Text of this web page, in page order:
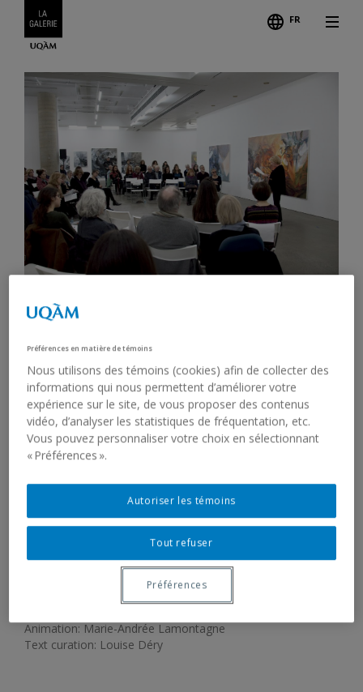
FR
LA PEINTURE DÉPLACÉE
PART OF THE SERIES L'OEIL ÉCOUTE
November 25, 2017, 4:00 pm
Free admission
Texts: Nicole Brossard, Paul-Émile Borduas, Anne Hébert,
Agnes Martin, Monique Régimbald-Zeiber
Animation: Marie-Andrée Lamontagne
Text curation: Louise Déry
Préférences en matière de témoins
Nous utilisons des témoins (cookies) afin de collecter des
informations qui nous permettent d’améliorer votre
expérience sur le site, de vous proposer des contenus
vidéo, d’analyser les statistiques de fréquentation, etc.
Vous pouvez personnaliser votre choix en sélectionnant
« Préférences ».
Tout refuser
Autoriser les témoins
Préférences